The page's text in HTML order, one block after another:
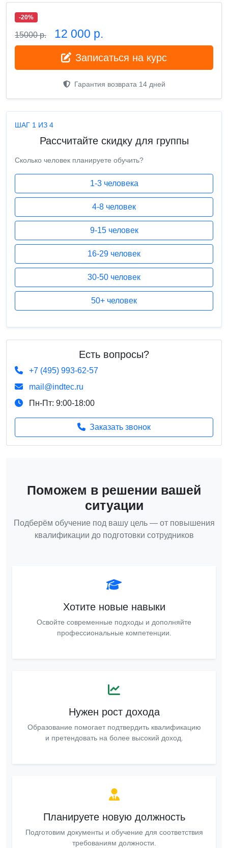
-20%
15000 р. 12 000 р.
Записаться на курс
Гарантия возврата 14 дней
ШАГ 1 ИЗ 4
Рассчитайте скидку для группы
Сколько человек планируете обучить?
1-3 человека
4-8 человек
9-15 человек
16-29 человек
30-50 человек
50+ человек
Есть вопросы?
+7 (495) 993-62-57
mail@indtec.ru
Пн-Пт: 9:00-18:00
Заказать звонок
Поможем в решении вашей
ситуации
Подберём обучение под вашу цель — от повышения
квалификации до подготовки сотрудников
Хотите новые навыки
Освойте современные подходы и дополняйте
профессиональные компетенции.
Нужен рост дохода
Образование помогает подтвердить квалификацию
и претендовать на более высокий доход.
Планируете новую должность
Подготовим документы и обучение для соответствия
требованиям должности.